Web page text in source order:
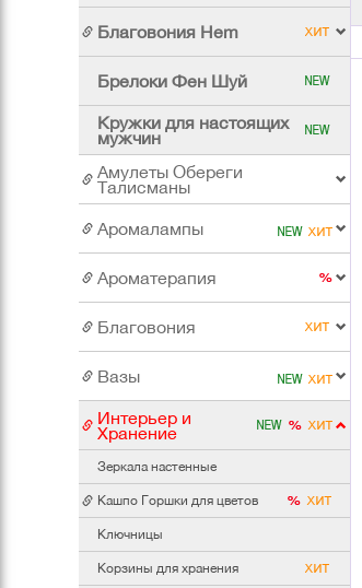
Благовония Hem
Брелоки Фен Шуй
Кружки для настоящих
мужчин
Амулеты Обереги
Талисманы
Аромалампы
Ароматерапия
Благовония
Вазы
Интерьер и
Хранение
Зеркала настенные
Кашпо Горшки для цветов
Ключницы
Корзины для хранения